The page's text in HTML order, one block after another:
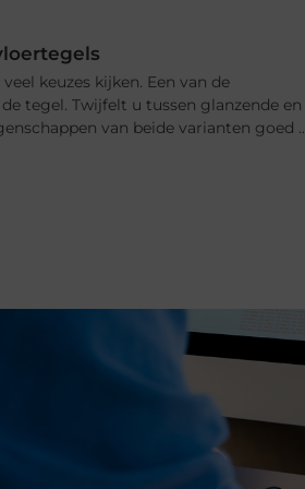
keuzes kijken. Een van de
tegel. Twijfelt u tussen glanzende en
van beide varianten goed